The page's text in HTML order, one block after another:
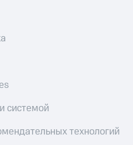
системой
технологий